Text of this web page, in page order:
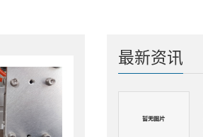
最新资讯